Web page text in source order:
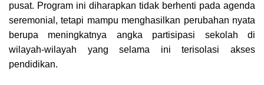
pusat. Program ini diharapkan tidak berhenti pada agenda
seremonial, tetapi mampu menghasilkan perubahan nyata
berupa meningkatnya angka partisipasi sekolah di
wilayah-wilayah yang selama ini terisolasi akses
pendidikan.